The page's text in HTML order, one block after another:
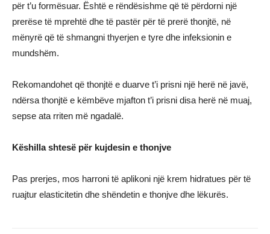
për t’u formësuar. Është e rëndësishme që të përdorni një
prerëse të mprehtë dhe të pastër për të prerë thonjtë, në
mënyrë që të shmangni thyerjen e tyre dhe infeksionin e
mundshëm.
Rekomandohet që thonjtë e duarve t’i prisni një herë në javë,
ndërsa thonjtë e këmbëve mjafton t’i prisni disa herë në muaj,
sepse ata rriten më ngadalë.
Këshilla shtesë për kujdesin e thonjve
Pas prerjes, mos harroni të aplikoni një krem hidratues për të
ruajtur elasticitetin dhe shëndetin e thonjve dhe lëkurës.